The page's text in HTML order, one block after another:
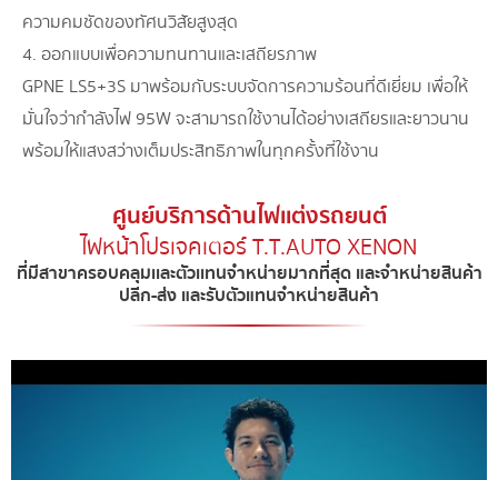
ความคมชัดของทัศนวิสัยสูงสุด
4. ออกแบบเพื่อความทนทานและเสถียรภาพ
GPNE LS5+3S มาพร้อมกับระบบจัดการความร้อนที่ดีเยี่ยม เพื่อให้
มั่นใจว่ากำลังไฟ 95W จะสามารถใช้งานได้อย่างเสถียรและยาวนาน
พร้อมให้แสงสว่างเต็มประสิทธิภาพในทุกครั้งที่ใช้งาน
ศูนย์บริการด้านไฟเเต่งรถยนต์
ไฟหน้าโปรเจคเตอร์ T.T.AUTO XENON​
ที่มีสาขาครอบคลุมเเละตัวเเทนจำหน่ายมากที่สุด และจำหน่ายสินค้า
ปลีก-ส่ง และรับตัวแทนจำหน่ายสินค้า